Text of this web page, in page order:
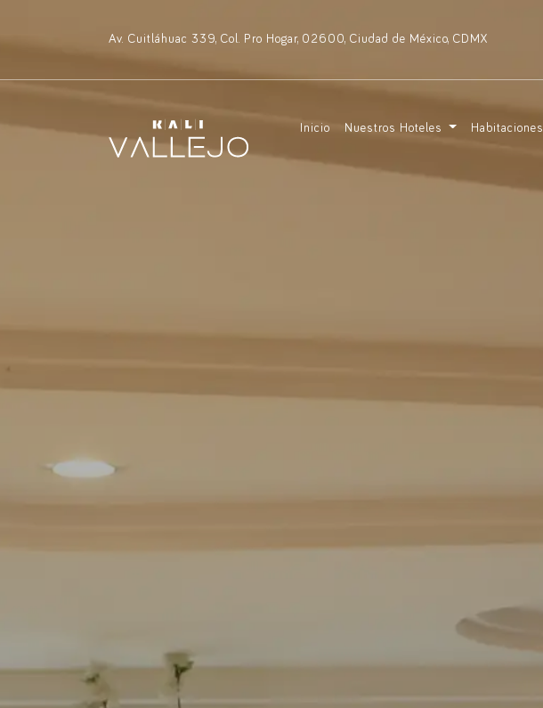
Av. Cuitláhuac 339, Col. Pro Hogar, 02600, Ciudad de México, CDMX
Inicio Nuestros Hoteles Habitaciones